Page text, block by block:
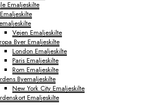
Emaljeskilte
Vejen Emaljeskilte
Byer Emaljeskilte
London Emaljeskilte
Paris Emaljeskilte
Rom Emaljeskilte
Byemaljeskilte
New York City Emaljeskilte
Emaljeskilte